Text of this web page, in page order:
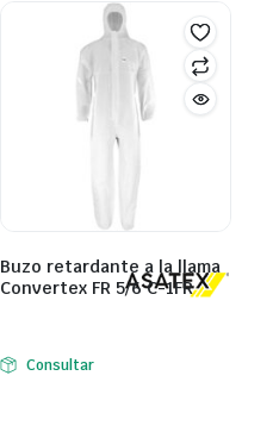
Buzo retardante a la llama
Convertex FR 5/6 C-1FR
Consultar